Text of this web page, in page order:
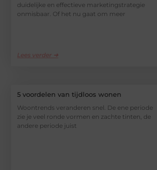
duidelijke en effectieve marketingstrategie
onmisbaar. Of het nu gaat om meer
Lees verder ➜
5 voordelen van tijdloos wonen
Woontrends veranderen snel. De ene periode
zie je veel ronde vormen en zachte tinten, de
andere periode juist